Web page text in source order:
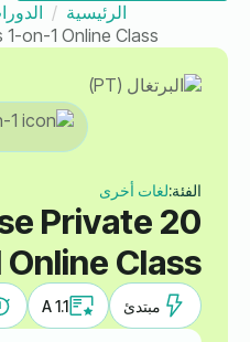
الرئيسية
on-1 Online Class
الفئة:لغات أخرى
Private 20
Class
مبتدئ A 1.1